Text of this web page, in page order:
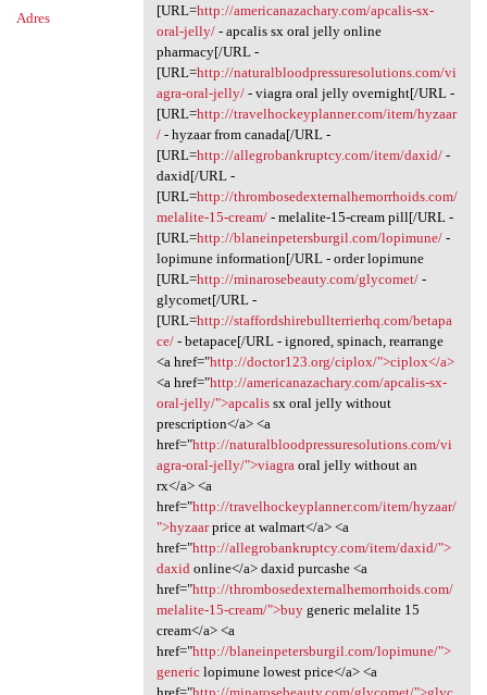
Adres
[URL=http://americanazachary.com/apcalis-sx-
oral-jelly/- apcalis sx oral jelly online
pharmacy[/URL -
[URL=http://naturalbloodpressuresolutions.com/vi
agra-oral-jelly/- viagra oral jelly overnight[/URL -
[URL=http://travelhockeyplanner.com/item/hyzaar
/- hyzaar from canada[/URL -
[URL=http://allegrobankruptcy.com/item/daxid/-
daxid[/URL -
[URL=http://thrombosedexternalhemorrhoids.com/
melalite-15-cream/- melalite-15-cream pill[/URL -
[URL=http://blaneinpetersburgil.com/lopimune/-
lopimune information[/URL - order lopimune
[URL=http://minarosebeauty.com/glycomet/-
glycomet[/URL -
[URL=http://staffordshirebullterrierhq.com/betapa
ce/- betapace[/URL - ignored, spinach, rearrange
<a href="http://doctor123.org/ciplox/">ciplox</a>
<a href="http://americanazachary.com/apcalis-sx-
oral-jelly/">apcalissx oral jelly without
prescription</a> <a
href="http://naturalbloodpressuresolutions.com/vi
agra-oral-jelly/">viagraoral jelly without an
rx</a> <a
href="http://travelhockeyplanner.com/item/hyzaar/
">hyzaarprice at walmart</a> <a
href="http://allegrobankruptcy.com/item/daxid/">
daxidonline</a> daxid purcashe <a
href="http://thrombosedexternalhemorrhoids.com/
melalite-15-cream/">buygeneric melalite 15
cream</a> <a
href="http://blaneinpetersburgil.com/lopimune/">
genericlopimune lowest price</a> <a